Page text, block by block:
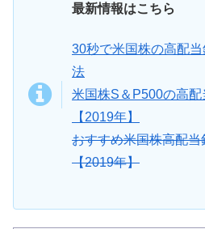
最新情報はこちら
30秒で米国株の高配
法
米国株S＆P500の高
【2019年】
おすすめ米国株高配
【2019年】